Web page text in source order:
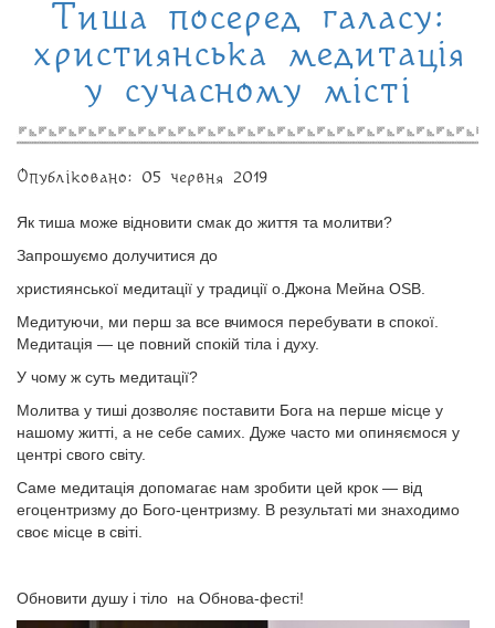
Тиша посеред галасу:
християнська медитація
у сучасному місті
Опубліковано: 05 червня 2019
Як тиша може відновити смак до життя та молитви?
Запрошуємо долучитися до
християнської медитації у традиції о.Джона Мейна OSB.
Медитуючи, ми перш за все вчимося перебувати в спокої.
Медитація — це повний спокій тіла і духу.
У чому ж суть медитації?
Молитва у тиші дозволяє поставити Бога на перше місце у
нашому житті, а не себе самих. Дуже часто ми опиняємося у
центрі свого світу.
Саме медитація допомагає нам зробити цей крок — від
егоцентризму до Бого-центризму. В результаті ми знаходимо
своє місце в світі.
Обновити душу і тіло на Обнова-фесті!